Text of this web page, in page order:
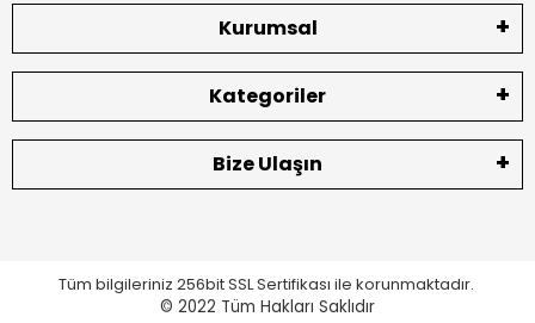
Kurumsal
Kategoriler
Bize Ulaşın
Tüm bilgileriniz 256bit SSL Sertifikası ile korunmaktadır.
© 2022 Tüm Hakları Saklıdır